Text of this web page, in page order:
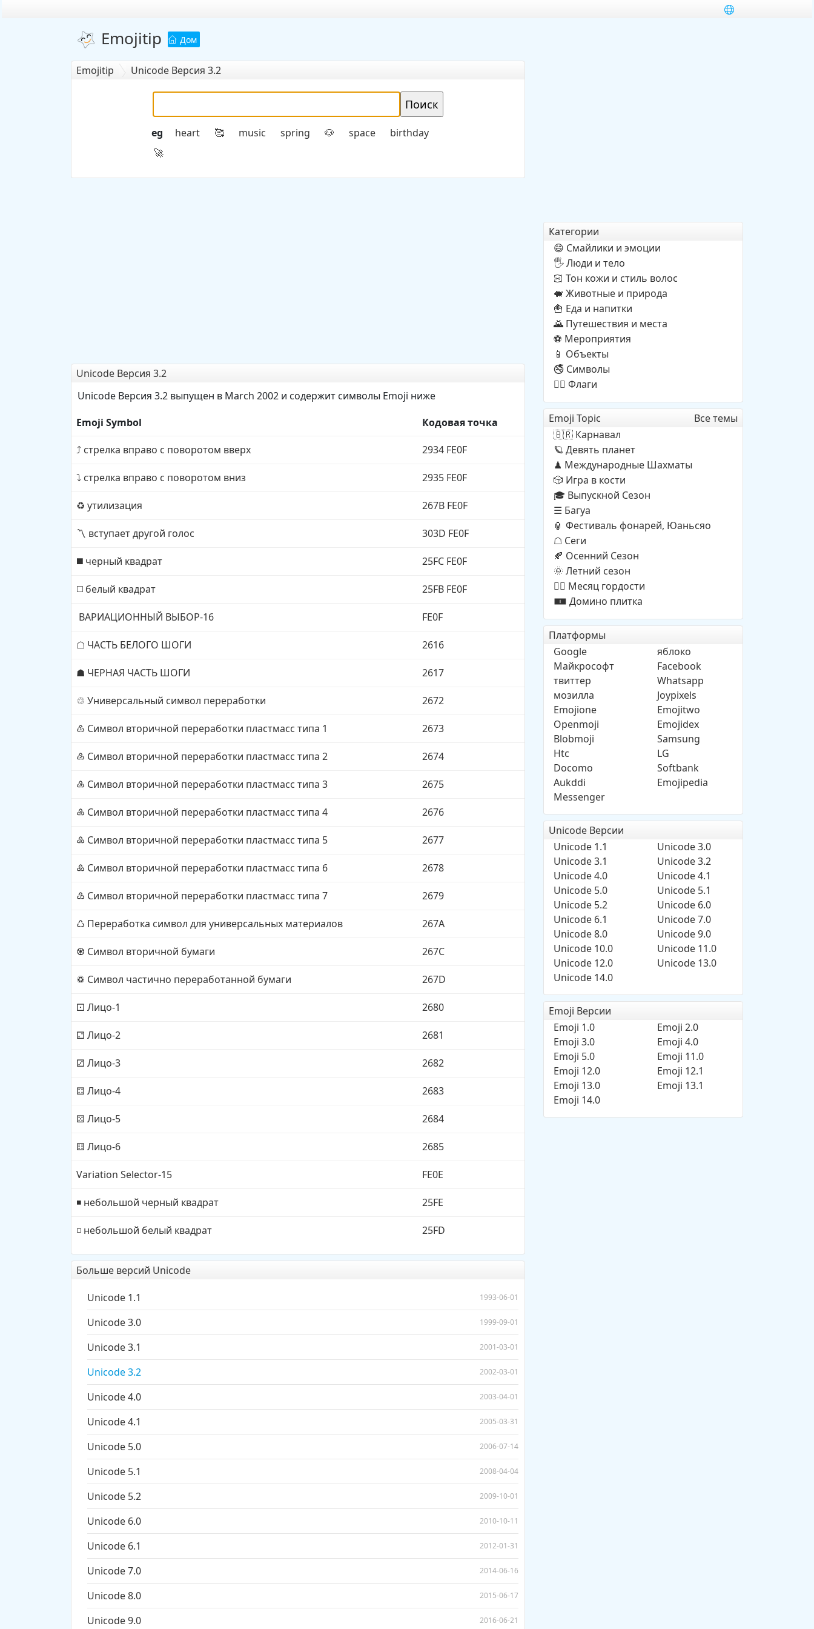
Emojitip Дом
Emojitip Unicode Версия 3.2
eg heart 🥰 music spring 🐶 space birthday
🚀
Unicode Версия 3.2
Unicode Версия 3.2 выпущен в March 2002 и содержит символы Emoji ниже
Emoji Symbol
Кодовая точка
⤴️ стрелка вправо с поворотом вверх 2934 FE0F
⤵️ стрелка вправо с поворотом вниз 2935 FE0F
♻️ утилизация 267B FE0F
〽️ вступает другой голос 303D FE0F
◼️ черный квадрат 25FC FE0F
◻️ белый квадрат 25FB FE0F
ВАРИАЦИОННЫЙ ВЫБОР-16 FE0F
☖ ЧАСТЬ БЕЛОГО ШОГИ 2616
☗ ЧЕРНАЯ ЧАСТЬ ШОГИ 2617
♲ Универсальный символ переработки 2672
♳ Символ вторичной переработки пластмасс типа 1 2673
♴ Символ вторичной переработки пластмасс типа 2 2674
♵ Символ вторичной переработки пластмасс типа 3 2675
♶ Символ вторичной переработки пластмасс типа 4 2676
♷ Символ вторичной переработки пластмасс типа 5 2677
♸ Символ вторичной переработки пластмасс типа 6 2678
♹ Символ вторичной переработки пластмасс типа 7 2679
♺ Переработка символ для универсальных материалов 267A
♼ Символ вторичной бумаги 267C
♽ Символ частично переработанной бумаги 267D
⚀ Лицо-1 2680
⚁ Лицо-2 2681
⚂ Лицо-3 2682
⚃ Лицо-4 2683
⚄ Лицо-5 2684
⚅ Лицо-6 2685
Variation Selector-15 FE0E
◾ небольшой черный квадрат 25FE
◽ небольшой белый квадрат 25FD
Больше версий Unicode
Unicode 1.1 1993-06-01
Unicode 3.0 1999-09-01
Unicode 3.1 2001-03-01
Unicode 3.2 2002-03-01
Unicode 4.0 2003-04-01
Unicode 4.1 2005-03-31
Unicode 5.0 2006-07-14
Unicode 5.1 2008-04-04
Unicode 5.2 2009-10-01
Unicode 6.0 2010-10-11
Unicode 6.1 2012-01-31
Unicode 7.0 2014-06-16
Unicode 8.0 2015-06-17
Unicode 9.0 2016-06-21
Категории
😄 Смайлики и эмоции
🖐️ Люди и тело
🏻 Тон кожи и стиль волос
🐖 Животные и природа
🍟 Еда и напитки
🌄 Путешествия и места
⚽ Мероприятия
📱 Объекты
🚭 Символы
🏳️‍🌈 Флаги
Emoji Topic Все темы
🇧🇷 Карнавал
🪐 Девять планет
♟ Международные Шахматы
🎲 Игра в кости
🎓 Выпускной Сезон
☰ Багуа
🏮 Фестиваль фонарей, Юаньсяо
☖ Cеги
🍂 Осенний Cезон
🌞 Летний сезон
🏳️‍🌈 Месяц гордости
🀰 Домино плитка
Платформы
Google
яблоко
Майкрософт
Facebook
твиттер
Whatsapp
мозилла
Joypixels
Emojione
Emojitwo
Openmoji
Emojidex
Blobmoji
Samsung
Htc
LG
Docomo
Softbank
Aukddi
Emojipedia
Messenger
Unicode Версии
Unicode 1.1
Unicode 3.0
Unicode 3.1
Unicode 3.2
Unicode 4.0
Unicode 4.1
Unicode 5.0
Unicode 5.1
Unicode 5.2
Unicode 6.0
Unicode 6.1
Unicode 7.0
Unicode 8.0
Unicode 9.0
Unicode 10.0
Unicode 11.0
Unicode 12.0
Unicode 13.0
Unicode 14.0
Emoji Версии
Emoji 1.0
Emoji 2.0
Emoji 3.0
Emoji 4.0
Emoji 5.0
Emoji 11.0
Emoji 12.0
Emoji 12.1
Emoji 13.0
Emoji 13.1
Emoji 14.0